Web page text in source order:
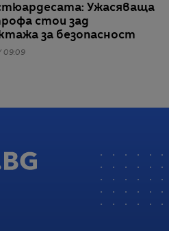
стюардесата: Ужасяваща
стои зад
за безопасност
09:09